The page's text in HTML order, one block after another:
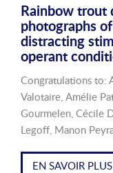
Rainbow trout
photographs
distracting
operant
Congratulations to:
Valotaire, Amélie
Gourmelen, Cécile
Legoff, Manon
EN SAVOIR PLUS